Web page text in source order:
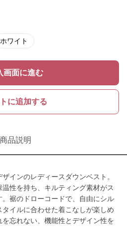
ホワイト
画面に進む
に追加する
商品説明
インのレディースダウンベスト。
性を持ち、キルティング素材がス
裾のドローコードで、自由にシル
イルに合わせた着こなしが楽しめ
忘れない、機能性とデザイン性を